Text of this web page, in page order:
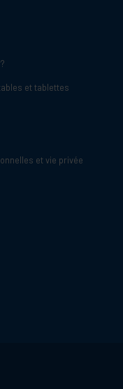
et tablettes
et vie privée